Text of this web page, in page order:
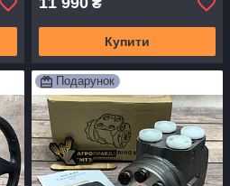
₴
Купити
Подарунок